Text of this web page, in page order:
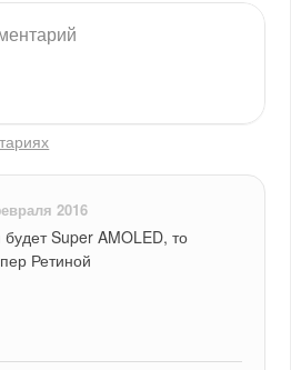
2016
Super AMOLED, то
Ретиной